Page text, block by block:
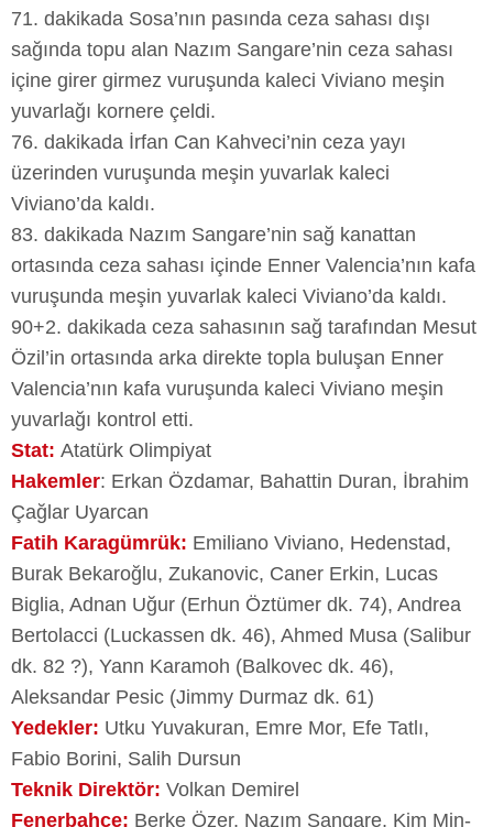
71. dakikada Sosa’nın pasında ceza sahası dışı
sağında topu alan Nazım Sangare’nin ceza sahası
içine girer girmez vuruşunda kaleci Viviano meşin
yuvarlağı kornere çeldi.
76. dakikada İrfan Can Kahveci’nin ceza yayı
üzerinden vuruşunda meşin yuvarlak kaleci
Viviano’da kaldı.
83. dakikada Nazım Sangare’nin sağ kanattan
ortasında ceza sahası içinde Enner Valencia’nın kafa
vuruşunda meşin yuvarlak kaleci Viviano’da kaldı.
90+2. dakikada ceza sahasının sağ tarafından Mesut
Özil’in ortasında arka direkte topla buluşan Enner
Valencia’nın kafa vuruşunda kaleci Viviano meşin
yuvarlağı kontrol etti.
Stat: Atatürk Olimpiyat
Hakemler: Erkan Özdamar, Bahattin Duran, İbrahim
Çağlar Uyarcan
Fatih Karagümrük: Emiliano Viviano, Hedenstad,
Burak Bekaroğlu, Zukanovic, Caner Erkin, Lucas
Biglia, Adnan Uğur (Erhun Öztümer dk. 74), Andrea
Bertolacci (Luckassen dk. 46), Ahmed Musa (Salibur
dk. 82 ?), Yann Karamoh (Balkovec dk. 46),
Aleksandar Pesic (Jimmy Durmaz dk. 61)
Yedekler: Utku Yuvakuran, Emre Mor, Efe Tatlı,
Fabio Borini, Salih Dursun
Teknik Direktör: Volkan Demirel
Fenerbahçe: Berke Özer, Nazım Sangare, Kim Min-